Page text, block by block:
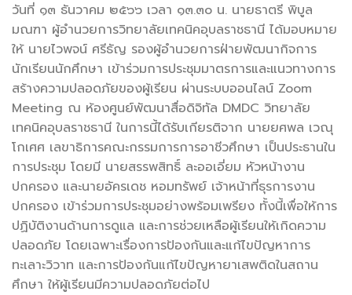
วันที่ ๑๓ ธันวาคม ๒๕๖๖ เวลา ๑๓.๓๐ น. นายธาตรี พิบูล
มณฑา ผู้อำนวยการวิทยาลัยเทคนิคอุบลราชธานี ได้มอบหมาย
ให้ นายไวพจน์ ศรีธัญ รองผู้อำนวยการฝ่ายพัฒนากิจการ
นักเรียนนักศึกษา เข้าร่วมการประชุมมาตรการและแนวทางการ
สร้างความปลอดภัยของผู้เรียน ผ่านระบบออนไลน์ Zoom
Meeting ณ ห้องศูนย์พัฒนาสื่อดิจิทัล DMDC วิทยาลัย
เทคนิคอุบลราชธานี ในการนี้ได้รับเกียรติจาก นายยศพล เวณุ
โกเศศ เลขาธิการคณะกรรมการการอาชีวศึกษา เป็นประธานใน
การประชุม โดยมี นายสรรพสิทธิ์ ละออเอี่ยม หัวหน้างาน
ปกครอง และนายอัครเดช หอมทรัพย์ เจ้าหน้าที่ธุรการงาน
ปกครอง เข้าร่วมการประชุมอย่างพร้อมเพรียง ทั้งนี้เพื่อให้การ
ปฏิบัติงานด้านการดูแล และการช่วยเหลือผู้เรียนให้เกิดความ
ปลอดภัย โดยเฉพาะเรื่องการป้องกันและแก้ไขปัญหาการ
ทะเลาะวิวาท และการป้องกันแก้ไขปัญหายาเสพติดในสถาน
ศึกษา ให้ผู้เรียนมีความปลอดภัยต่อไป